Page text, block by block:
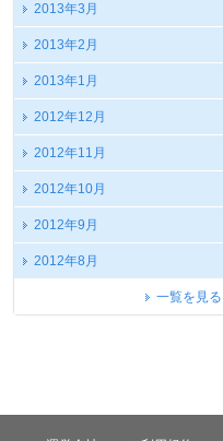
2013年3月
2013年2月
2013年1月
2012年12月
2012年11月
2012年10月
2012年9月
2012年8月
一覧を見る